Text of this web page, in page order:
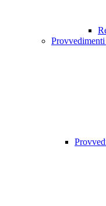
Provvedimenti